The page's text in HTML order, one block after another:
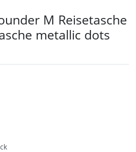
M Reisetasche
metallic dots